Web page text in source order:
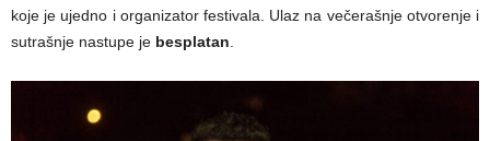
koje je ujedno i organizator festivala. Ulaz na večerašnje otvorenje i
sutrašnje nastupe je besplatan